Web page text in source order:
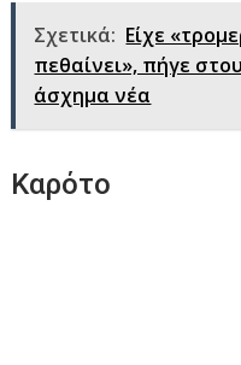
Σχετικά: Είχε
πεθαίνει», πήγε
άσχημα νέα
Καρότο